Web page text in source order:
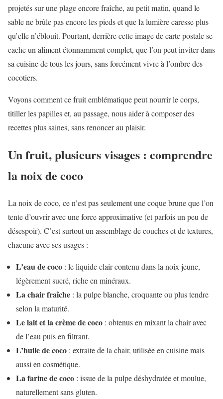
projetés sur une plage encore fraîche, au petit matin, quand le
sable ne brûle pas encore les pieds et que la lumière caresse plus
qu’elle n’éblouit. Pourtant, derrière cette image de carte postale se
cache un aliment étonnamment complet, que l’on peut inviter dans
sa cuisine de tous les jours, sans forcément vivre à l’ombre des
cocotiers.
Voyons comment ce fruit emblématique peut nourrir le corps,
titiller les papilles et, au passage, nous aider à composer des
recettes plus saines, sans renoncer au plaisir.
Un fruit, plusieurs visages : comprendre
la noix de coco
La noix de coco, ce n’est pas seulement une coque brune que l’on
tente d’ouvrir avec une force approximative (et parfois un peu de
désespoir). C’est surtout un assemblage de couches et de textures,
chacune avec ses usages :
L’eau de coco : le liquide clair contenu dans la noix jeune,
légèrement sucré, riche en minéraux.
La chair fraîche : la pulpe blanche, croquante ou plus tendre
selon la maturité.
Le lait et la crème de coco : obtenus en mixant la chair avec
de l’eau puis en filtrant.
L’huile de coco : extraite de la chair, utilisée en cuisine mais
aussi en cosmétique.
La farine de coco : issue de la pulpe déshydratée et moulue,
naturellement sans gluten.